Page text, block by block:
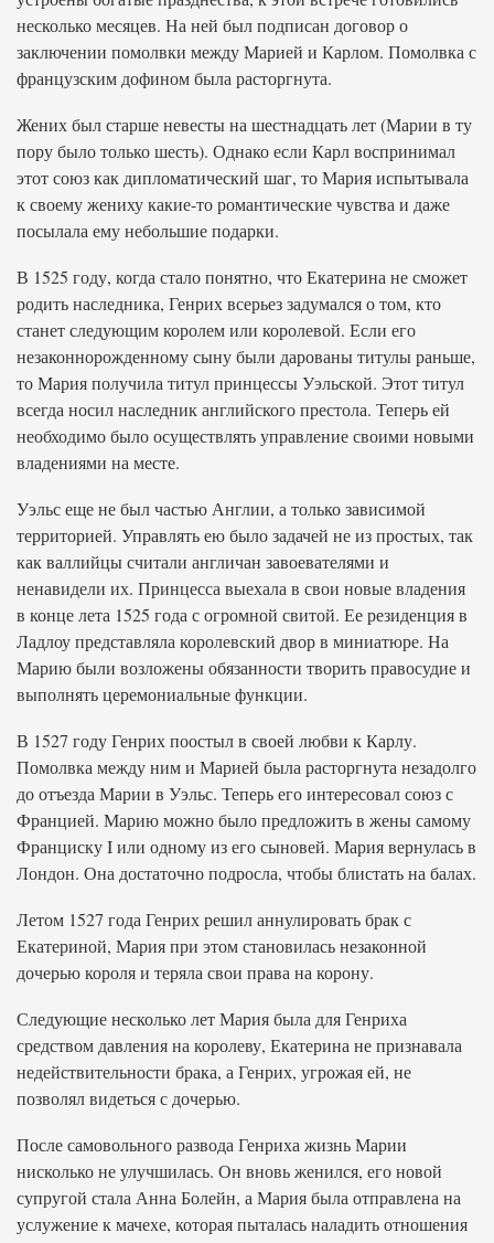
несколько месяцев. На ней был подписан договор о
заключении помолвки между Марией и Карлом. Помолвка с
французским дофином была расторгнута.
Жених был старше невесты на шестнадцать лет (Марии в ту
пору было только шесть). Однако если Карл воспринимал
этот союз как дипломатический шаг, то Мария испытывала
к своему жениху какие-то романтические чувства и даже
посылала ему небольшие подарки.
В 1525 году, когда стало понятно, что Екатерина не сможет
родить наследника, Генрих всерьез задумался о том, кто
станет следующим королем или королевой. Если его
незаконнорожденному сыну были дарованы титулы раньше,
то Мария получила титул принцессы Уэльской. Этот титул
всегда носил наследник английского престола. Теперь ей
необходимо было осуществлять управление своими новыми
владениями на месте.
Уэльс еще не был частью Англии, а только зависимой
территорией. Управлять ею было задачей не из простых, так
как валлийцы считали англичан завоевателями и
ненавидели их. Принцесса выехала в свои новые владения
в конце лета 1525 года с огромной свитой. Ее резиденция в
Ладлоу представляла королевский двор в миниатюре. На
Марию были возложены обязанности творить правосудие и
выполнять церемониальные функции.
В 1527 году Генрих поостыл в своей любви к Карлу.
Помолвка между ним и Марией была расторгнута незадолго
до отъезда Марии в Уэльс. Теперь его интересовал союз с
Францией. Марию можно было предложить в жены самому
Франциску I или одному из его сыновей. Мария вернулась в
Лондон. Она достаточно подросла, чтобы блистать на балах.
Летом 1527 года Генрих решил аннулировать брак с
Екатериной, Мария при этом становилась незаконной
дочерью короля и теряла свои права на корону.
Следующие несколько лет Мария была для Генриха
средством давления на королеву, Екатерина не признавала
недействительности брака, а Генрих, угрожая ей, не
позволял видеться с дочерью.
После самовольного развода Генриха жизнь Марии
нисколько не улучшилась. Он вновь женился, его новой
супругой стала Анна Болейн, а Мария была отправлена на
услужение к мачехе, которая пыталась наладить отношения